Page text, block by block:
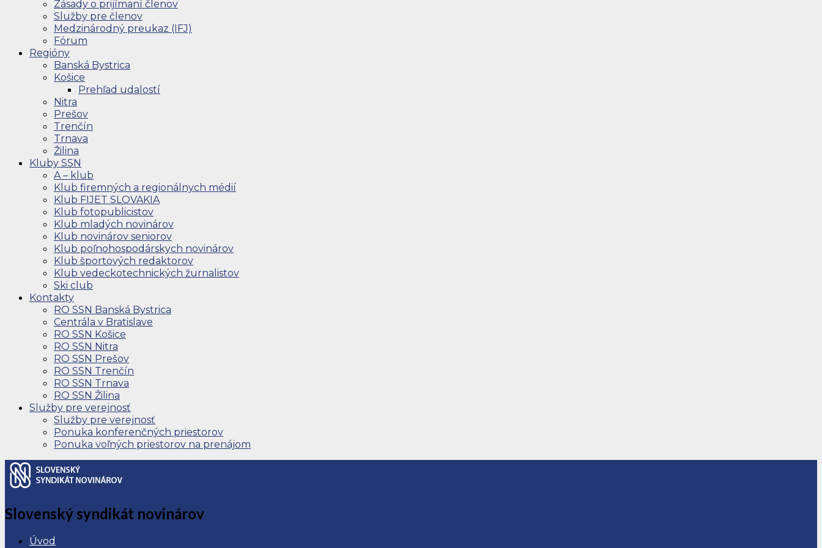
Zásady o prijímaní členov
Služby pre členov
Medzinárodný preukaz (IFJ)
Fórum
Regióny
Banská Bystrica
Košice
Prehľad udalostí
Nitra
Prešov
Trenčín
Trnava
Žilina
Kluby SSN
A – klub
Klub firemných a regionálnych médií
Klub FIJET SLOVAKIA
Klub fotopublicistov
Klub mladých novinárov
Klub novinárov seniorov
Klub poľnohospodárskych novinárov
Klub športových redaktorov
Klub vedeckotechnických žurnalistov
Ski club
Kontakty
RO SSN Banská Bystrica
Centrála v Bratislave
RO SSN Košice
RO SSN Nitra
RO SSN Prešov
RO SSN Trenčín
RO SSN Trnava
RO SSN Žilina
Služby pre verejnosť
Služby pre verejnosť
Ponuka konferenčných priestorov
Ponuka voľných priestorov na prenájom
Slovenský syndikát novinárov
Úvod